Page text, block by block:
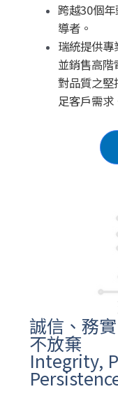
跨越30個
導者。
瑞統提供
並銷售高
對品質之堅
足客戶需求
誠信、務
不放棄
Integrity,